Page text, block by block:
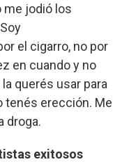
me jodió los
el cigarro, no por
en cuando y no
querés usar para
tenés erección. Me
droga.
exitosos